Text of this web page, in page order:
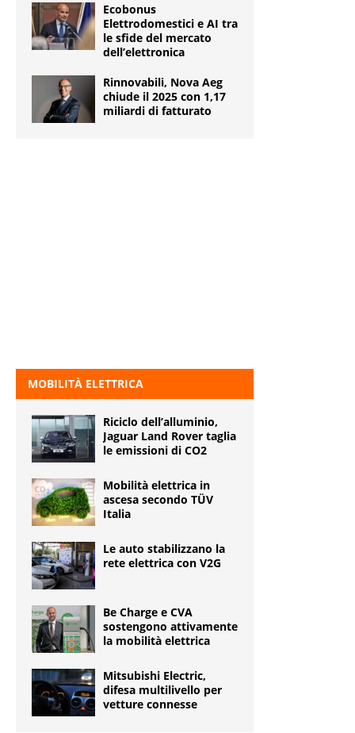
Ecobonus
Elettrodomestici e AI tra
le sfide del mercato
dell’elettronica
Rinnovabili, Nova Aeg
chiude il 2025 con 1,17
miliardi di fatturato
MOBILITÀ ELETTRICA
Riciclo dell’alluminio,
Jaguar Land Rover taglia
le emissioni di CO2
Mobilità elettrica in
ascesa secondo TÜV
Italia
Le auto stabilizzano la
rete elettrica con V2G
Be Charge e CVA
sostengono attivamente
la mobilità elettrica
Mitsubishi Electric,
difesa multilivello per
vetture connesse